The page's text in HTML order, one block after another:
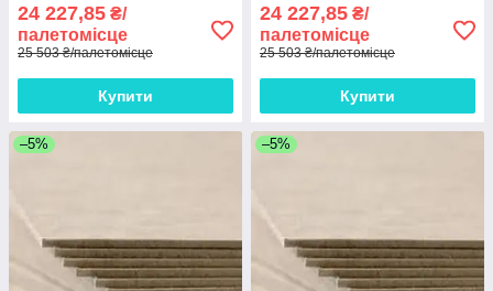
24 227,85 ₴/
палетомісце
25 503 ₴/палетомісце
Купити
24 227,85 ₴/
палетомісце
25 503 ₴/палетомісце
Купити
–5% –5%